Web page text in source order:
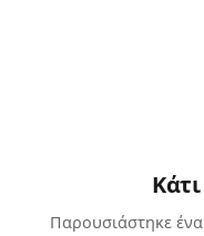
Παρουσιάστηκε